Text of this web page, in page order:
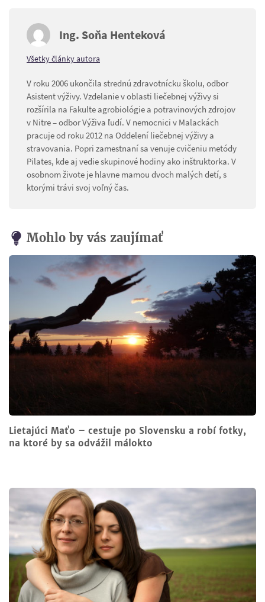
Ing. Soňa Henteková
Všetky články autora
V roku 2006 ukončila strednú zdravotnícku školu, odbor
Asistent výživy. Vzdelanie v oblasti liečebnej výživy si
rozšírila na Fakulte agrobiológie a potravinových zdrojov
v Nitre – odbor Výživa ľudí. V nemocnici v Malackách
pracuje od roku 2012 na Oddelení liečebnej výživy a
stravovania. Popri zamestnaní sa venuje cvičeniu metódy
Pilates, kde aj vedie skupinové hodiny ako inštruktorka. V
osobnom živote je hlavne mamou dvoch malých detí, s
ktorými trávi svoj voľný čas.
Mohlo by vás zaujímať
Lietajúci Maťo – cestuje po Slovensku a robí fotky,
na ktoré by sa odvážil málokto